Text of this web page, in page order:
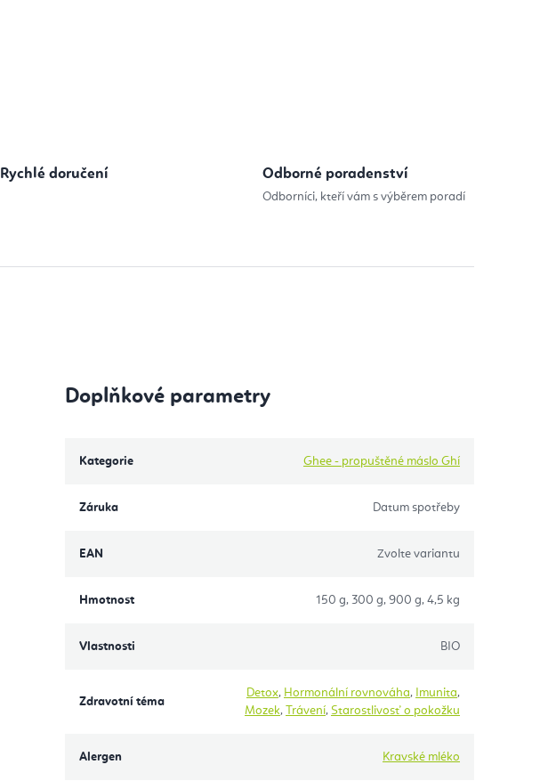
Rychlé doručení Odborné poradenství
Odborníci, kteří vám s výběrem poradí
Doplňkové parametry
Kategorie Ghee - propuštěné máslo Ghí
Záruka Datum spotřeby
EAN Zvolte variantu
Hmotnost 150 g, 300 g, 900 g, 4,5 kg
Vlastnosti BIO
Zdravotní téma
Detox, Hormonální rovnováha, Imunita,
Mozek, Trávení, Starostlivosť o pokožku
Alergen Kravské mléko